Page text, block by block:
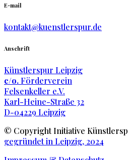
E-mail
kontakt@kuenstlerspur.de
Anschrift
Künstlerspur Leipzig
c/o.Förderverein
Felsenkeller e.V.
Karl-Heine-Straße 32
D-04229 Leipzig
© Copyright Initiative
gegründet in Leipzig, 2024